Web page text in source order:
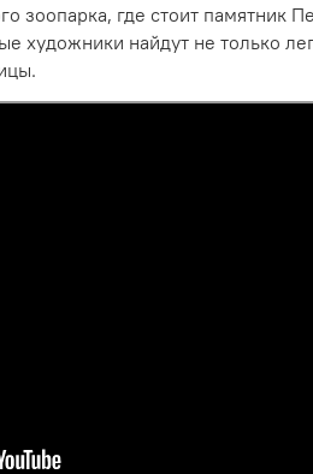
зоопарка, где стоит памятник
художники найдут не только